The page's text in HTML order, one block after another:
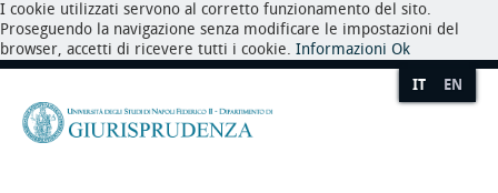
I cookie utilizzati servono al corretto funzionamento del sito.
Proseguendo la navigazione senza modificare le impostazioni del
browser, accetti di ricevere tutti i cookie. Informazioni Ok
IT EN